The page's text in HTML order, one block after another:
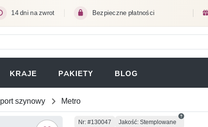
14 dni na zwrot Bezpieczne płatności
NOWEJ KARCIE)
KRAJE PAKIETY BLOG
szynowy Metro
Numer
Nr: #130047 Jakość: Stemplowane